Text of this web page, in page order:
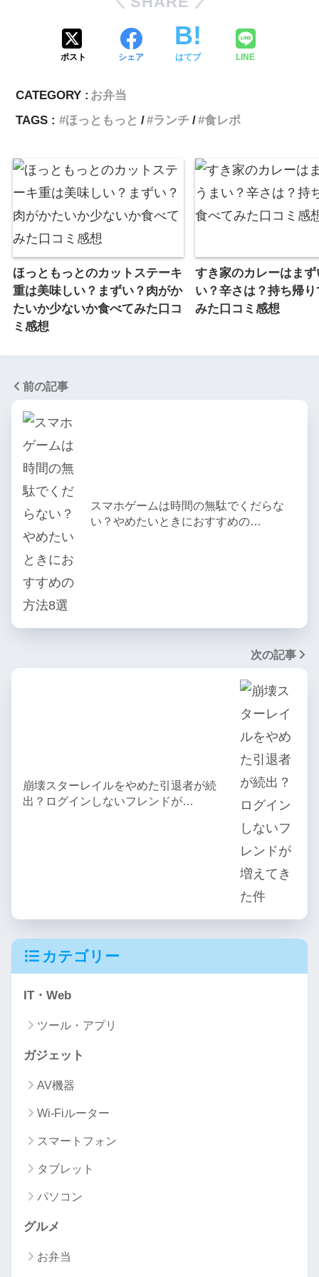
ポスト シェア はてブ LINE
CATEGORY : お弁当
TAGS :
ほっともっと ランチ 食レポ
ほっともっとのカットステーキ
重は美味しい？まずい？肉がか
たいか少ないか食べてみた口コ
ミ感想
すき家のカレーはま
い？辛さは？持ち帰
みた口コミ感想
前の記事
スマホゲームは時間の無駄でくだらな
い？やめたいときにおすすめの…
次の記事
崩壊スターレイルをやめた引退者が続
出？ログインしないフレンドが…
カテゴリー
IT・Web
ツール・アプリ
ガジェット
AV機器
Wi-Fiルーター
スマートフォン
タブレット
パソコン
グルメ
お弁当